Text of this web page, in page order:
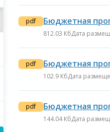
pdf Бюджетная
812.03 КбДата
pdf Бюджетная
102.9 КбДата
pdf Бюджетная
144.04 КбДата